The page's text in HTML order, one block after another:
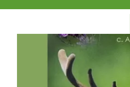
Что привезти (сувениры)
О регионе
Коллекция впечатлений